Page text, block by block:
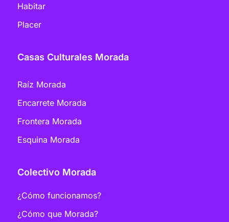
Habitar
Placer
Casas Culturales Morada
Raíz Morada
Encarrete Morada
Frontera Morada
Esquina Morada
Colectivo Morada
¿Cómo funcionamos?
¿Cómo que Morada?